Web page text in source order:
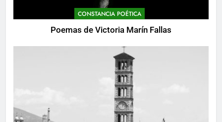
CONSTANCIA POÉTICA
Poemas de Victoria Marín Fallas